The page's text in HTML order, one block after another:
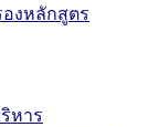
องหลักสูตร
หาร